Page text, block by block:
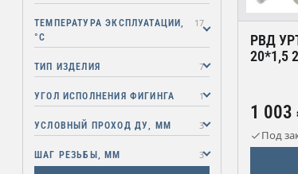
УРТ (Уральский рукавный
технокомплекс)
УРТ (Уральский рукавный
тракт)
трейд)
УРТ (Уральский рукавный
трейдер)
УРТ (Уральский рукавный
ТЕМПЕРАТУРА ЭКСПЛУАТАЦИИ,
°C
17
ТИП ИЗДЕЛИЯ 7
УГОЛ ИСПОЛНЕНИЯ ФИГИНГА 1
УСЛОВНЫЙ ПРОХОД ДУ, ММ 3
ШАГ РЕЗЬБЫ, ММ 3
РВД
20*1,5
1 003
Под